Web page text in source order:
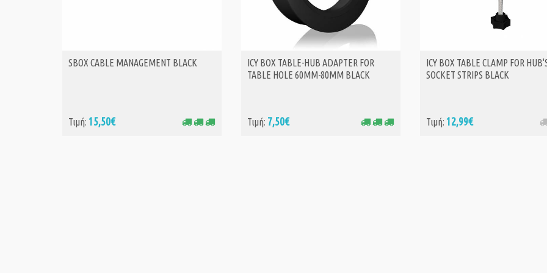
ΑΓΟΡΑ
SBOX CABLE MANAGEMENT BLACK
Τιμή: 15,50€
ΑΓΟΡΑ
ICY BOX TABLE-HUB ADAPTER FOR
TABLE HOLE 60MM-80MM BLACK
Τιμή: 7,50€
ICY BOX TABLE CLAMP FOR
SOCKET STRIPS BLACK
Τιμή: 12,99€